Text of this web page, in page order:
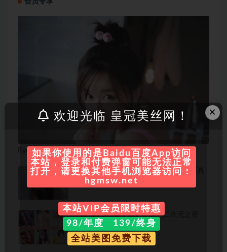
Ryu Ji Hye (류지혜)cosplay写真合集
Natsuko夏夏子 – 微博coser全部作品[写真
合集23套][持续更新]
芋圆侑子sj合集：光芒不灭的二次元之星
×
欢迎光临 皇冠美丝网！
如果你使用的是Baidu百度App访问
本站，登录和付费弹窗可能无法正常
打开，请更换其他手机浏览器访问：
hgmsw.net
本站VIP会员限时特惠
98/年度 139/终身
全站美图免费下载